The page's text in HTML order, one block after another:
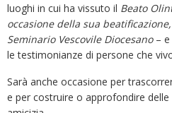
luoghi in cui ha vissuto il Beato
occasione della sua
Seminario Vescovile Diocesano– e
le testimonianze di persone che
Sarà anche occasione per
e per costruire o approfondire